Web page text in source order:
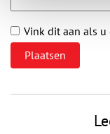
Vink dit aan als